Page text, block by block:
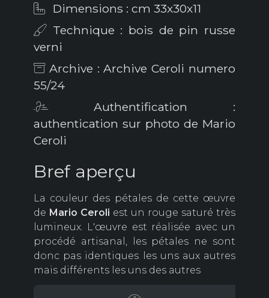
Dimensions : cm 33x30x11
Technique : bois de pin russe
verni
Archive : Archive Ceroli numero
55/24
Authentification :
authentication sur photo de Mario
Ceroli
Bref aperçu
La couleur des pétales de cette œuvre
de Mario Ceroli est un rouge saturé très
lumineux. L'œuvre est réalisée avec un
procédé artisanal, les pétales ne sont
donc pas identiques les uns aux autres
mais différents les uns des autres